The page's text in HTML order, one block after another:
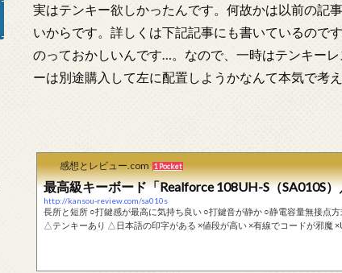
実はテンキー欲しかったんです。何故かは以前の記
いからです。詳しくは下記記事にも書いているので
のっておかしいんです…。なので、一時はテンキー
ーは別途購入して左に配置しようかなんて本気で考
感想とレビュー.com 1 Pocket
最高級キーボード「Realforce 108UH-S（SA010S
http://kansou-review.com/sa010s
長所と短所 ○打鍵感が最高に気持ち良い ○打鍵音が静か ○静電容量無接点方式で耐久性が3倍 ○昇華印刷で文字が消えない ○デザインが格好良い
△テンキーあり △日本語の印字がある ×値段が高い ×有線でコードが邪魔 ×USBケーブルが太い ×Num Lock、Caps Lock、Scroll RockのLEDが